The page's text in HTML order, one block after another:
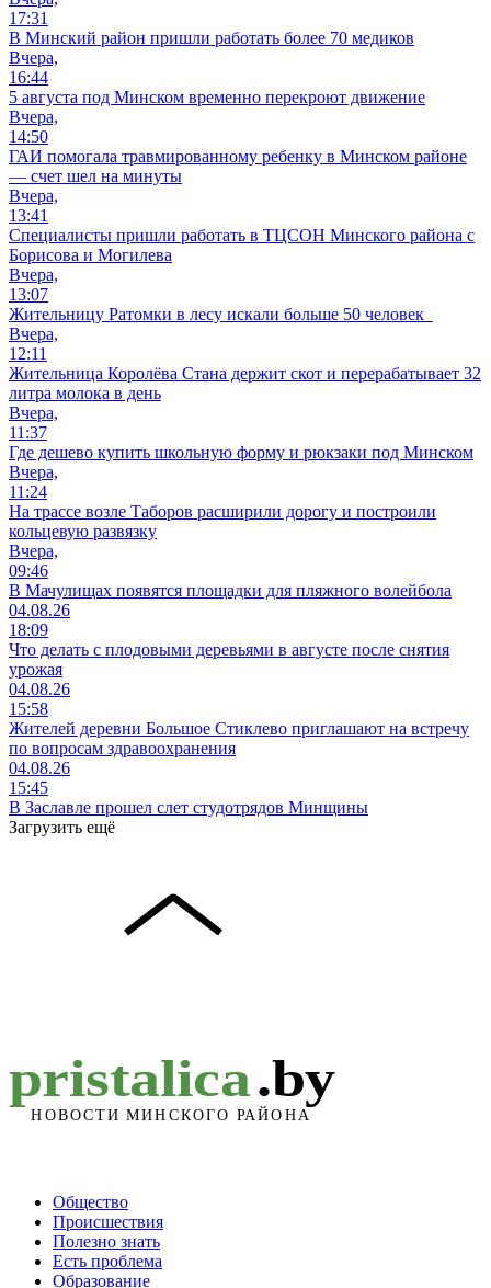
17:31
В Минский район пришли работать более 70 медиков
Вчера,
16:44
5 августа под Минском временно перекроют движение
Вчера,
14:50
ГАИ помогала травмированному ребенку в Минском районе
— счет шел на минуты
Вчера,
13:41
Специалисты пришли работать в ТЦСОН Минского района с
Борисова и Могилева
Вчера,
13:07
Жительницу Ратомки в лесу искали больше 50 человек
Вчера,
12:11
Жительница Королёва Стана держит скот и перерабатывает 32
литра молока в день
Вчера,
11:37
Где дешево купить школьную форму и рюкзаки под Минском
Вчера,
11:24
На трассе возле Таборов расширили дорогу и построили
кольцевую развязку
Вчера,
09:46
В Мачулищах появятся площадки для пляжного волейбола
04.08.26
18:09
Что делать с плодовыми деревьями в августе после снятия
урожая
04.08.26
15:58
Жителей деревни Большое Стиклево приглашают на встречу
по вопросам здравоохранения
04.08.26
15:45
В Заславле прошел слет студотрядов Минщины
Загрузить ещё
Общество
Происшествия
Полезно знать
Есть проблема
Образование